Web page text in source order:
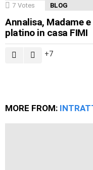
7 Votes BLOG
Annalisa, Madame
platino in casa FIMI
7
MORE FROM: